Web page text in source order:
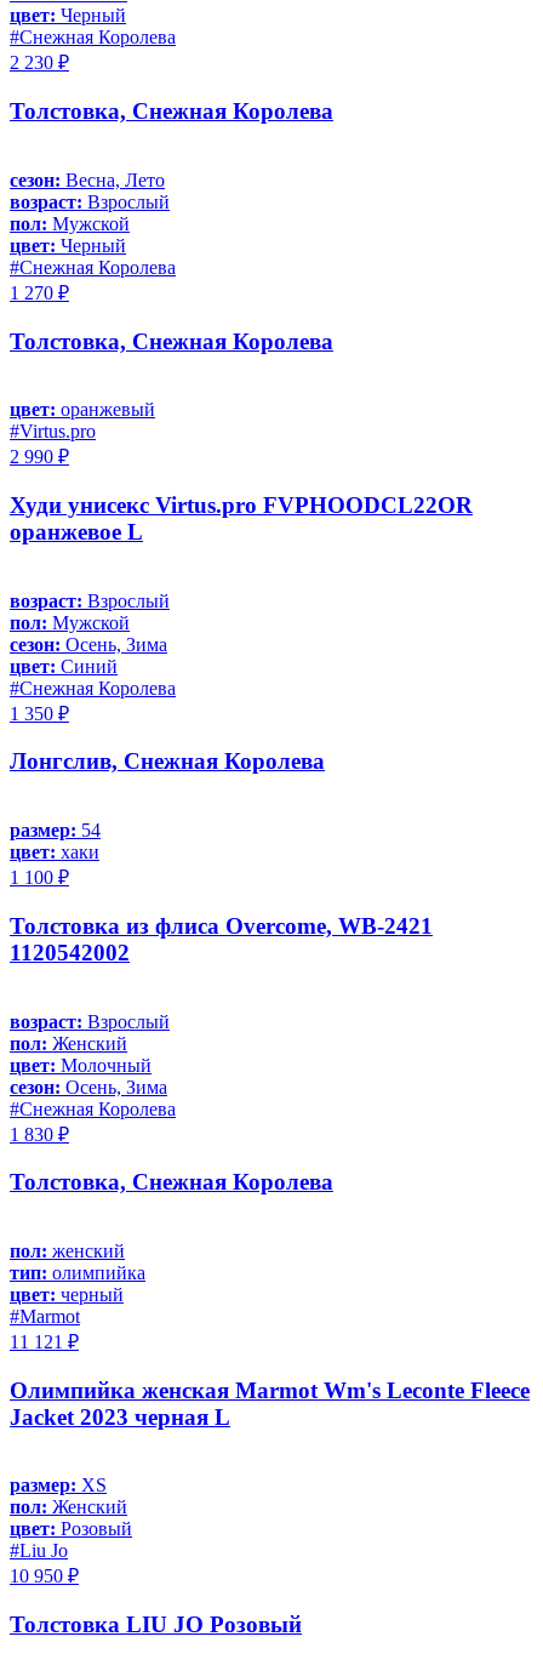
цвет: Черный
#Снежная Королева
2 230 ₽
Толстовка, Снежная Королева
сезон: Весна, Лето
возраст: Взрослый
пол: Мужской
цвет: Черный
#Снежная Королева
1 270 ₽
Толстовка, Снежная Королева
цвет: оранжевый
#Virtus.pro
2 990 ₽
Худи унисекс Virtus.pro FVPHOODCL22OR
оранжевое L
возраст: Взрослый
пол: Мужской
сезон: Осень, Зима
цвет: Синий
#Снежная Королева
1 350 ₽
Лонгслив, Снежная Королева
размер: 54
цвет: хаки
1 100 ₽
Толстовка из флиса Overcome, WB-2421
1120542002
возраст: Взрослый
пол: Женский
цвет: Молочный
сезон: Осень, Зима
#Снежная Королева
1 830 ₽
Толстовка, Снежная Королева
пол: женский
тип: олимпийка
цвет: черный
#Marmot
11 121 ₽
Олимпийка женская Marmot Wm's Leconte Fleece
Jacket 2023 черная L
размер: XS
пол: Женский
цвет: Розовый
#Liu Jo
10 950 ₽
Толстовка LIU JO Розовый